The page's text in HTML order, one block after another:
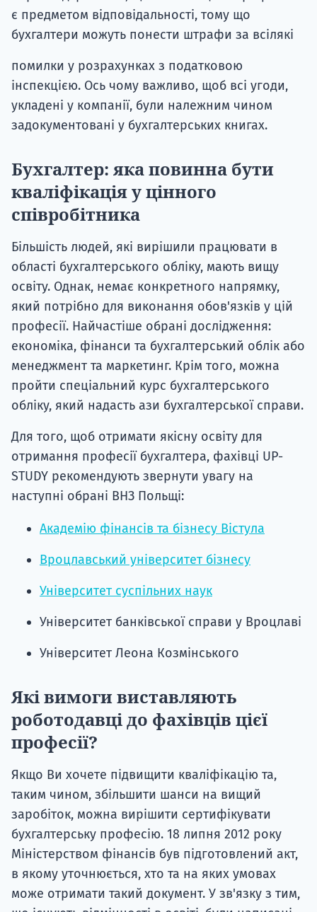
є предметом відповідальності, тому що
бухгалтери можуть понести штрафи за всілякі
помилки у розрахунках з податковою
інспекцією. Ось чому важливо, щоб всі угоди,
укладені у компанії, були належним чином
задокументовані у бухгалтерських книгах.
Бухгалтер: яка повинна бути
кваліфікація у цінного
співробітника
Більшість людей, які вирішили працювати в
області бухгалтерського обліку, мають вищу
освіту. Однак, немає конкретного напрямку,
який потрібно для виконання обов'язків у цій
професії. Найчастіше обрані дослідження:
економіка, фінанси та бухгалтерський облік або
менеджмент та маркетинг. Крім того, можна
пройти спеціальний курс бухгалтерського
обліку, який надасть ази бухгалтерської справи.
Для того, щоб отримати якісну освіту для
отримання професії бухгалтера, фахівці UP-
STUDY рекомендують звернути увагу на
наступні обрані ВНЗ Польщі:
Академію фінансів та бізнесу Вістула
Вроцлавський університет бізнесу
Університет суспільних наук
Університет банківської справи у Вроцлаві
Університет Леона Козмінського
Які вимоги виставляють
роботодавці до фахівців цієї
професії?
Якщо Ви хочете підвищити кваліфікацію та,
таким чином, збільшити шанси на вищий
заробіток, можна вирішити сертифікувати
бухгалтерську професію. 18 липня 2012 року
Міністерством фінансів був підготовлений акт,
в якому уточнюється, хто та на яких умовах
може отримати такий документ. У зв'язку з тим,